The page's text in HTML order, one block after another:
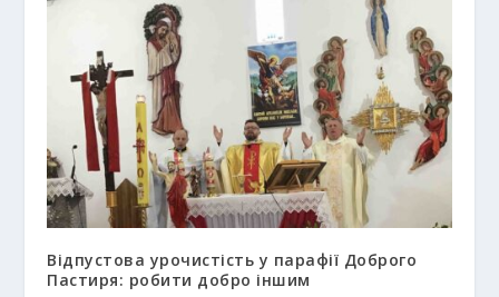
Відпустова урочистість у парафії Доброго
Пастиря: робити добро іншим